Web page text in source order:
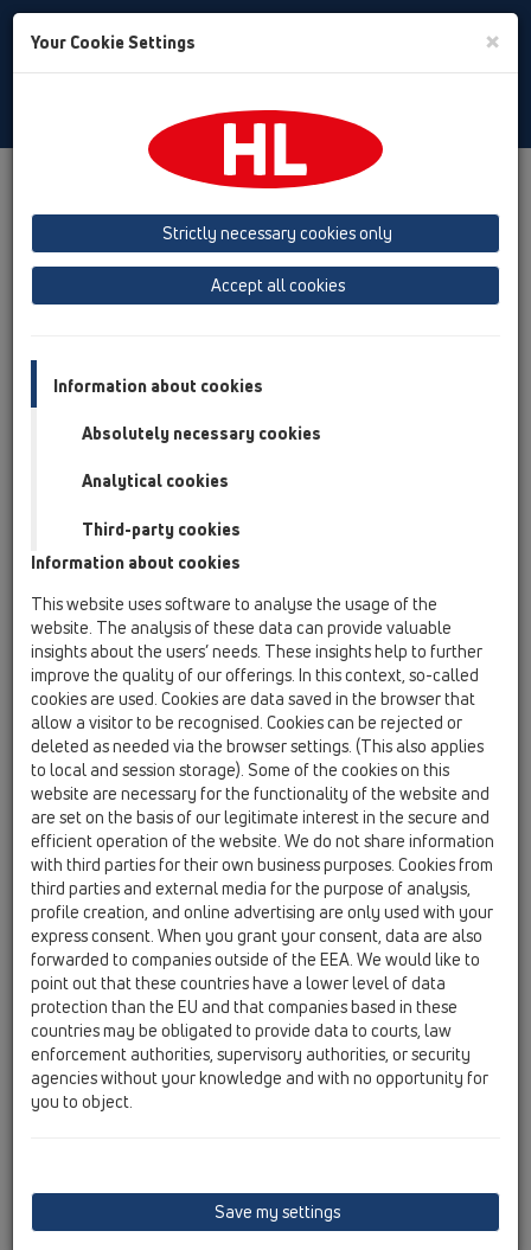
Toggle
přehled produktů
05 Bezbariérové sprchy
Sprchový žlab
Výrobky montáž ke stěně
Sprchový žlab
HL53
HL50W.0/100
05 Bezbariérové sprchy / Sprchový žlab / Výrobky /
montáž ke stěně / HL50 / HL50W / HL50W.0/100
Odtokový žlab do sprchových koutů z
nerezové oceli, DN50, instalace ke stěně,
montážní materiál a stavební ochranný kryt,
bez krytu žlabu. Stavební délka 1000mm
HL50W.0/100.2
05 Bezbariérové sprchy / Sprchový žlab / Výrobky /
montáž ke stěně / HL50 / HL50W / HL50W.0/100.2
Odtokový žlab do sprchových koutů z
nerezové oceli, 2x DN50, instalace ke stěně,
montážní materiál a stavební ochranný kryt,
bez krytu žlabu. Stavební délka 1000mm
HL50W.0/110
05 Bezbariérové sprchy / Sprchový žlab / Výrobky /
montáž ke stěně / HL50 / HL50W / HL50W.0/110
Odtokový žlab do sprchových koutů z
HL50W.0/110.2
Your Cookie Settings ×
Strictly necessary cookies only
Accept all cookies
Information about cookies
Absolutely necessary cookies
Analytical cookies
Third-party cookies
Information about cookies
This website uses software to analyse the usage of the
website. The analysis of these data can provide valuable
insights about the users’ needs. These insights help to further
improve the quality of our offerings. In this context, so-called
cookies are used. Cookies are data saved in the browser that
allow a visitor to be recognised. Cookies can be rejected or
deleted as needed via the browser settings. (This also applies
to local and session storage). Some of the cookies on this
website are necessary for the functionality of the website and
are set on the basis of our legitimate interest in the secure and
efficient operation of the website. We do not share information
with third parties for their own business purposes. Cookies from
third parties and external media for the purpose of analysis,
profile creation, and online advertising are only used with your
express consent. When you grant your consent, data are also
forwarded to companies outside of the EEA. We would like to
point out that these countries have a lower level of data
protection than the EU and that companies based in these
countries may be obligated to provide data to courts, law
enforcement authorities, supervisory authorities, or security
agencies without your knowledge and with no opportunity for
you to object.
Save my settings